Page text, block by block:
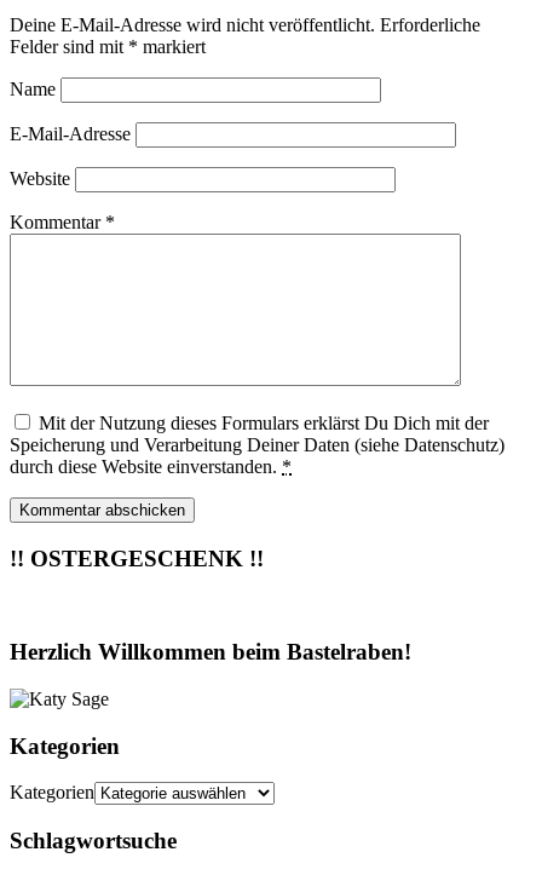
Deine E-Mail-Adresse wird nicht veröffentlicht. Erforderliche
Felder sind mit * markiert
Name
E-Mail-Adresse
Website
Kommentar *
Mit der Nutzung dieses Formulars erklärst Du Dich mit der
Speicherung und Verarbeitung Deiner Daten (siehe Datenschutz)
durch diese Website einverstanden. *
!! OSTERGESCHENK !!
Herzlich Willkommen beim Bastelraben!
Kategorien
Kategorien
Schlagwortsuche